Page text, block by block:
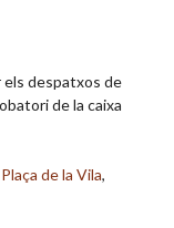
els despatxos de
de la caixa
Plaça de la Vila,